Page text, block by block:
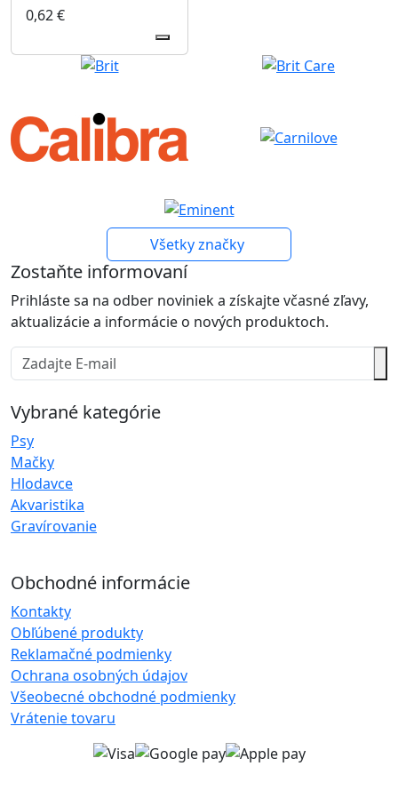
0,62€
Všetky značky
Vybrané kategórie
Psy
Mačky
Hlodavce
Akvaristika
Gravírovanie
Zostaňte informovaní
Prihláste sa na odber noviniek a získajte včasné zľavy,
aktualizácie a informácie o nových produktoch.
Obchodné informácie
Kontakty
Obľúbené produkty
Reklamačné podmienky
Ochrana osobných údajov
Všeobecné obchodné podmienky
Vrátenie tovaru